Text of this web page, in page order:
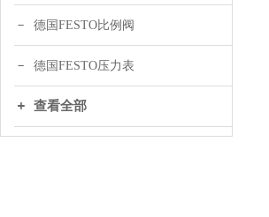
德国FESTO比例阀
德国FESTO压力表
查看全部